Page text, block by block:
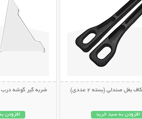
بغل صندلی (بسته 2 عددی)
افزودن به سبد خرید
ضربه گیر گوشه درب
افزودن